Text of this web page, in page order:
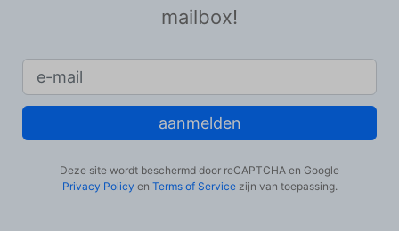
mailbox!
aanmelden
Deze site wordt beschermd door reCAPTCHA en Google
Privacy Policy en Terms of Servicezijn van toepassing.